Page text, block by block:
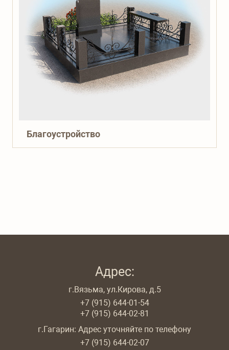
Благоустройство
Адрес:
г.Вязьма, ул.Кирова, д.5
+7 (915) 644-01-54
+7 (915) 644-02-81
г.Гагарин: Адрес уточняйте по телефону
+7 (915) 644-02-07